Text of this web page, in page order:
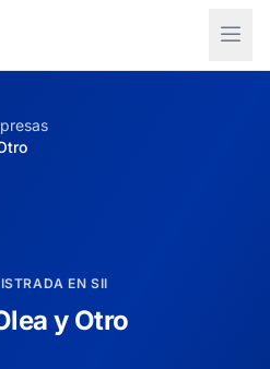
EN SII
y Otro